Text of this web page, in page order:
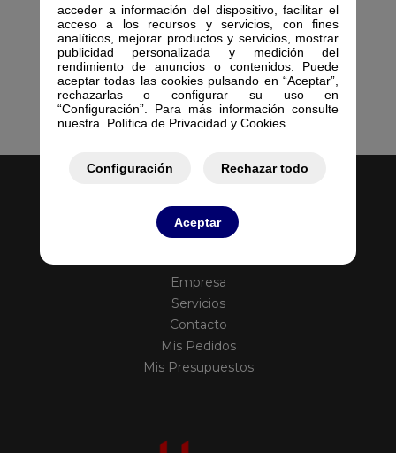
acceder a información del dispositivo, facilitar el
acceso a los recursos y servicios, con fines
analíticos, mejorar productos y servicios, mostrar
publicidad personalizada y medición del
rendimiento de anuncios o contenidos. Puede
aceptar todas las cookies pulsando en “Aceptar”,
rechazarlas o configurar su uso en
“Configuración”. Para más información consulte
nuestra. Política de Privacidad y Cookies.
Configuración Rechazar todo
Aceptar
Inicio
Empresa
Servicios
Contacto
Mis Pedidos
Mis Presupuestos